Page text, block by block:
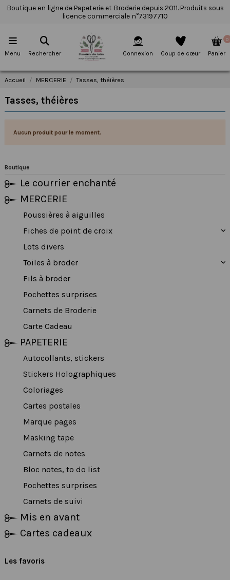
Boutique en ligne de Papeterie et Broderie depuis 2011. Produits sous
licence commerciale n°73197710
Menu Rechercher Connexion Coup de cœur
0
Panier
Accueil MERCERIE Tasses, théières
Tasses, théières
Aucun produit pour le moment.
Boutique
Le courrier enchanté
MERCERIE
Poussières à aiguilles
Fiches de point de croix
Lots divers
Toiles à broder
Fils à broder
Pochettes surprises
Carnets de Broderie
Carte Cadeau
PAPETERIE
Autocollants, stickers
Stickers Holographiques
Coloriages
Cartes postales
Marque pages
Masking tape
Carnets de notes
Bloc notes, to do list
Pochettes surprises
Carnets de suivi
Mis en avant
Cartes cadeaux
Les favoris